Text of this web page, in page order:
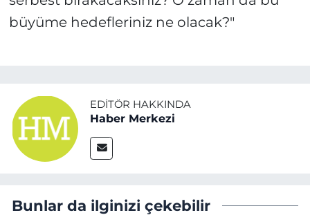
büyüme hedefleriniz ne olacak?"
EDITÖR HAKKINDA
Haber Merkezi
Bunlar da ilginizi çekebilir